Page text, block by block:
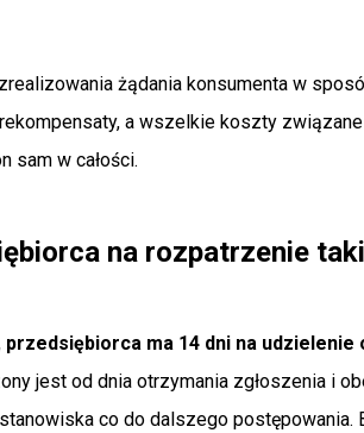
żądania konsumenta w
a wszelkie koszty
sam w całości.
na rozpatrzenie
przedsiębiorca ma 14 dni na udzielenie
jest od dnia otrzymania zgłoszenia i
co do dalszego postępowania.